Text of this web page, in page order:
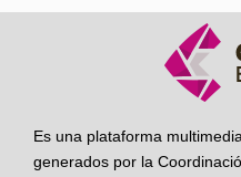
Es una plataforma
generados por la